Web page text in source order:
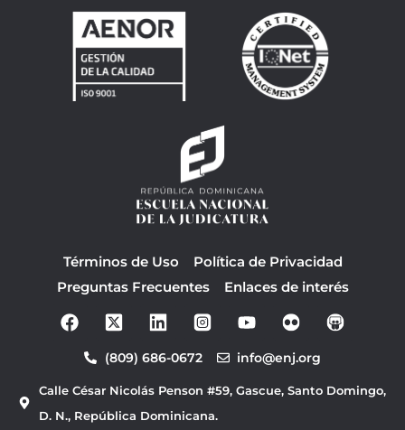
Términos de Uso
Política de Privacidad
Preguntas Frecuentes
Enlaces de interés
F
a
b
o
o
o
t
b
(809) 686-0672 info@enj.org
Calle César Nicolás Penson #59, Gascue, Santo Domingo,
D. N., República Dominicana.